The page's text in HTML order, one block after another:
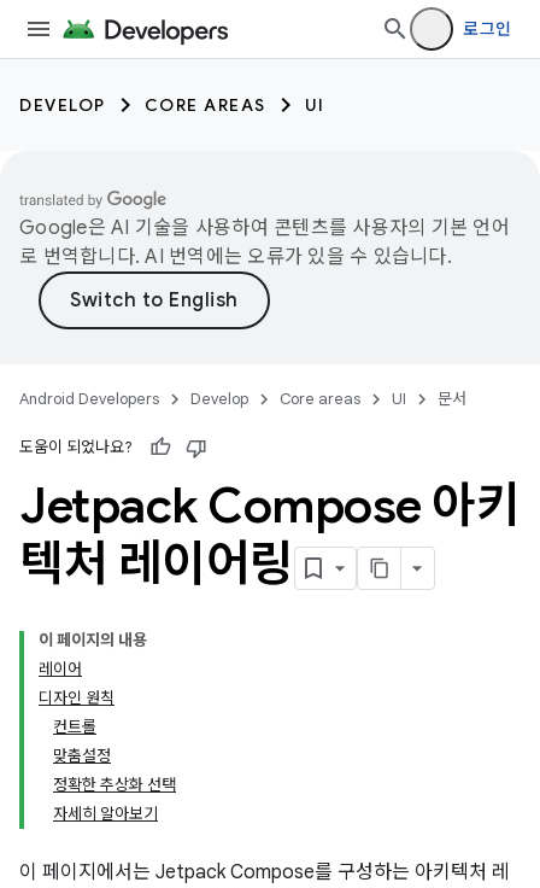
로그인
DEVELOP CORE AREAS UI
Google은 AI 기술을 사용하여 콘텐츠를 사용자의 기본 언어
로 번역합니다. AI 번역에는 오류가 있을 수 있습니다.
Android Developers Develop Core areas UI 문서
도움이 되었나요?
Jetpack Compose 아키
텍처 레이어링
이 페이지의 내용
레이어
디자인 원칙
컨트롤
맞춤설정
정확한 추상화 선택
자세히 알아보기
이 페이지에서는 Jetpack Compose를 구성하는 아키텍처 레